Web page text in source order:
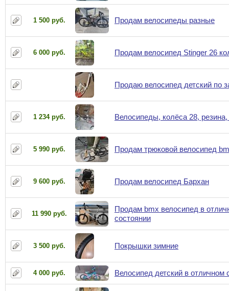
1 500 руб. Продам велосипеды разные
6 000 руб. Продам велосипед Stinger 26
Продаю велосипед детский по
1 234 руб. Велосипеды, колёса 28, резина,
5 990 руб. Продам трюковой велосипед
9 600 руб. Продам велосипед Бархан
11 990 руб.
Продам bmx велосипед в
состоянии
3 500 руб. Покрышки зимние
4 000 руб. Велосипед детский в отличном